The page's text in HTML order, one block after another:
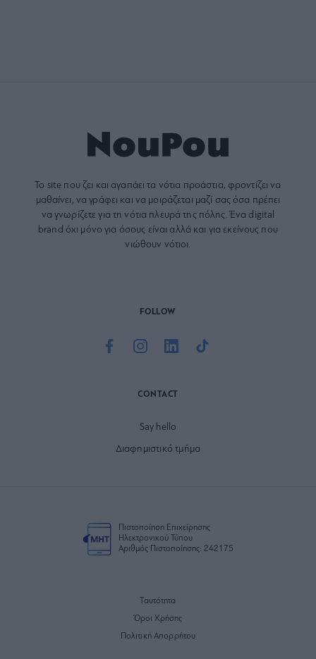
Το site που ζει και αγαπάει τα νότια προάστια, φροντίζει να
μαθαίνει, να γράφει και να μοιράζεται μαζί σας όσα πρέπει
να γνωρίζετε για τη νότια πλευρά της πόλης. Ένα digital
brand όχι μόνο για όσους είναι αλλά και για εκείνους που
νιώθουν νότιοι.
FOLLOW
CONTACT
Say hello
Διαφημιστικό τμήμα
Πιστοποίηση Επιχείρησης
Ηλεκτρονικού Τύπου
Αριθμός Πιστοποίησης: 242175
Ταυτότητα
Όροι Χρήσης
Πολιτική Απορρήτου